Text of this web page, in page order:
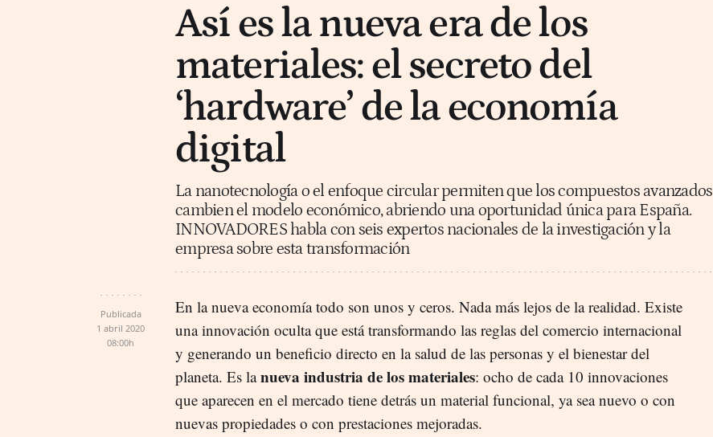
Así es la nueva era de los
materiales: el secreto del
‘hardware’ de la economía
digital
La nanotecnología o el enfoque circular permiten que los compuestos avanzados
cambien el modelo económico, abriendo una oportunidad única para España.
INNOVADORES habla con seis expertos nacionales de la investigación y la
empresa sobre esta transformación
Publicada
1 abril 2020
08:00h
En la nueva economía todo son unos y ceros. Nada más lejos de la realidad. Existe
una innovación oculta que está transformando las reglas del comercio internacional
y generando un beneficio directo en la salud de las personas y el bienestar del
planeta. Es lanueva industria de los materiales: ocho de cada 10 innovaciones
que aparecen en el mercado tiene detrás un material funcional, ya sea nuevo o con
nuevas propiedades o con prestaciones mejoradas.